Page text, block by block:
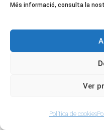
Més informació, consulta la
Ver
Política de cookies
el
l’usuari en
través del
registre i
casella
nostra